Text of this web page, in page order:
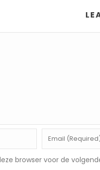
browser voor de